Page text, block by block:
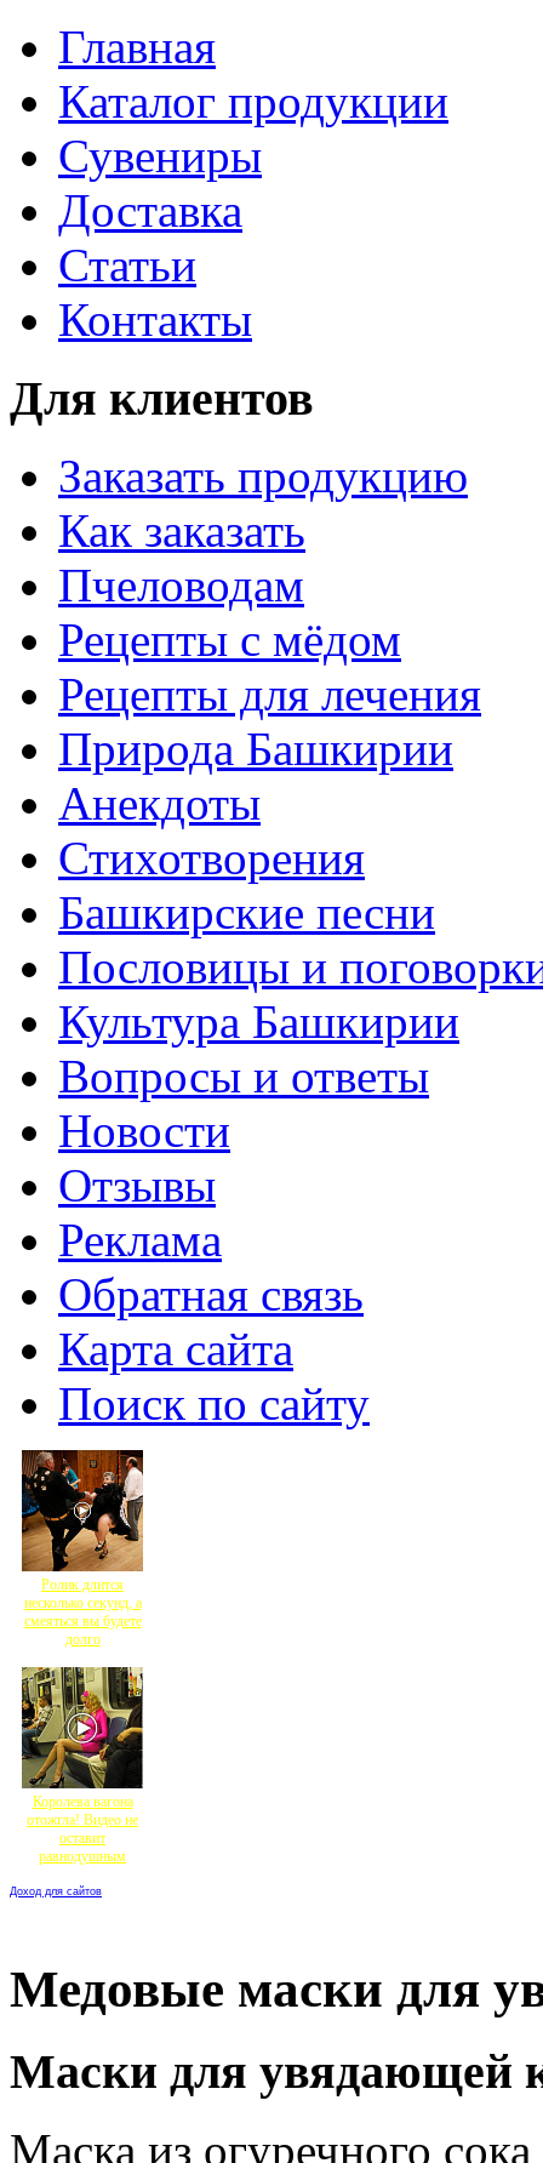
Главная
Каталог продукции
Сувениры
Доставка
Статьи
Контакты
Для клиентов
Заказать продукцию
Как заказать
Пчеловодам
Рецепты с мёдом
Рецепты для лечения
Природа Башкирии
Анекдоты
Стихотворения
Башкирские песни
Пословицы и
Культура Башкирии
Вопросы и ответы
Новости
Отзывы
Реклама
Обратная связь
Карта сайта
Поиск по сайту
Ролик длится
несколько секунд, а
смеяться вы будете
долго
Королева вагона
отожгла! Видео не
оставит
равнодушным
Доход для сайтов
Медовые маски для
Маски для увядающей
Маска из огуречного